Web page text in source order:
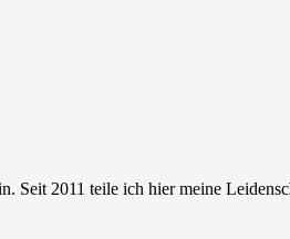
2011 teile ich hier meine